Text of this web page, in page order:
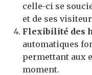
celle-ci se
et de ses
Flexibilité des
automatiques
permettant aux
moment.